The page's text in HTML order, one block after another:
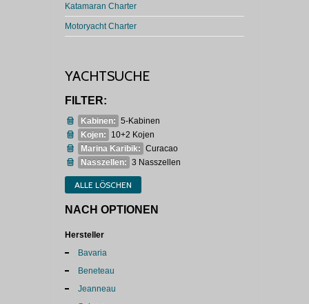
Katamaran Charter
Motoryacht Charter
YACHTSUCHE
FILTER:
Kabinen: 5-Kabinen
Kojen:
10+2 Kojen
Marina Karibik: Curacao
Nasszellen: 3 Nasszellen
ALLE LÖSCHEN
NACH OPTIONEN
Hersteller
Bavaria
Beneteau
Jeanneau